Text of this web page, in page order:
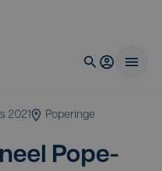
2021 Poperinge
Pope­